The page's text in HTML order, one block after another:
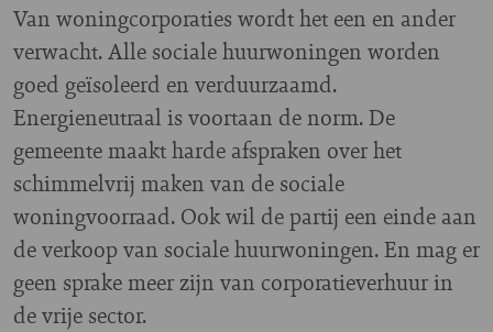
Van woningcorporaties wordt het een en ander
verwacht. Alle sociale huurwoningen worden
goed geïsoleerd en verduurzaamd.
Energieneutraal is voortaan de norm. De
gemeente maakt harde afspraken over het
schimmelvrij maken van de sociale
woningvoorraad. Ook wil de partij een einde aan
de verkoop van sociale huurwoningen. En mag er
geen sprake meer zijn van corporatieverhuur in
de vrije sector.